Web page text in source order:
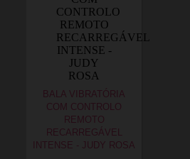
BALA VIBRATÓRIA
COM CONTROLO
REMOTO
RECARREGÁVEL
INTENSE - JUDY ROSA